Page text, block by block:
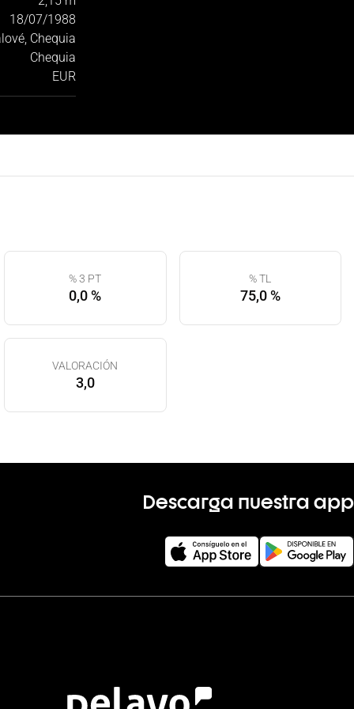
18/07/1988
Chequia
Chequia
EUR
% 3 PT
0,0 %
% TL
75,0 %
VALORACIÓN
3,0
Descarga nuestra app